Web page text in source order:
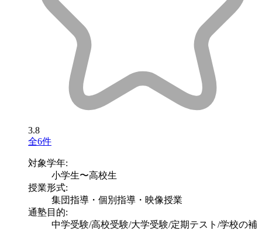
3.8
全6件
対象学年:
小学生〜高校生
授業形式:
集団指導・個別指導・映像授業
通塾目的:
中学受験/高校受験/大学受験/定期テスト/学校の補